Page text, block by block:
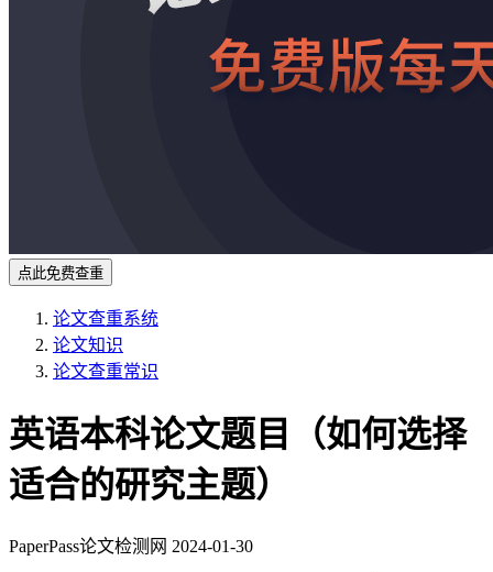
点此免费查重
论文查重系统
论文知识
论文查重常识
英语本科论文题目（如何选择
适合的研究主题）
PaperPass论文检测网 2024-01-30